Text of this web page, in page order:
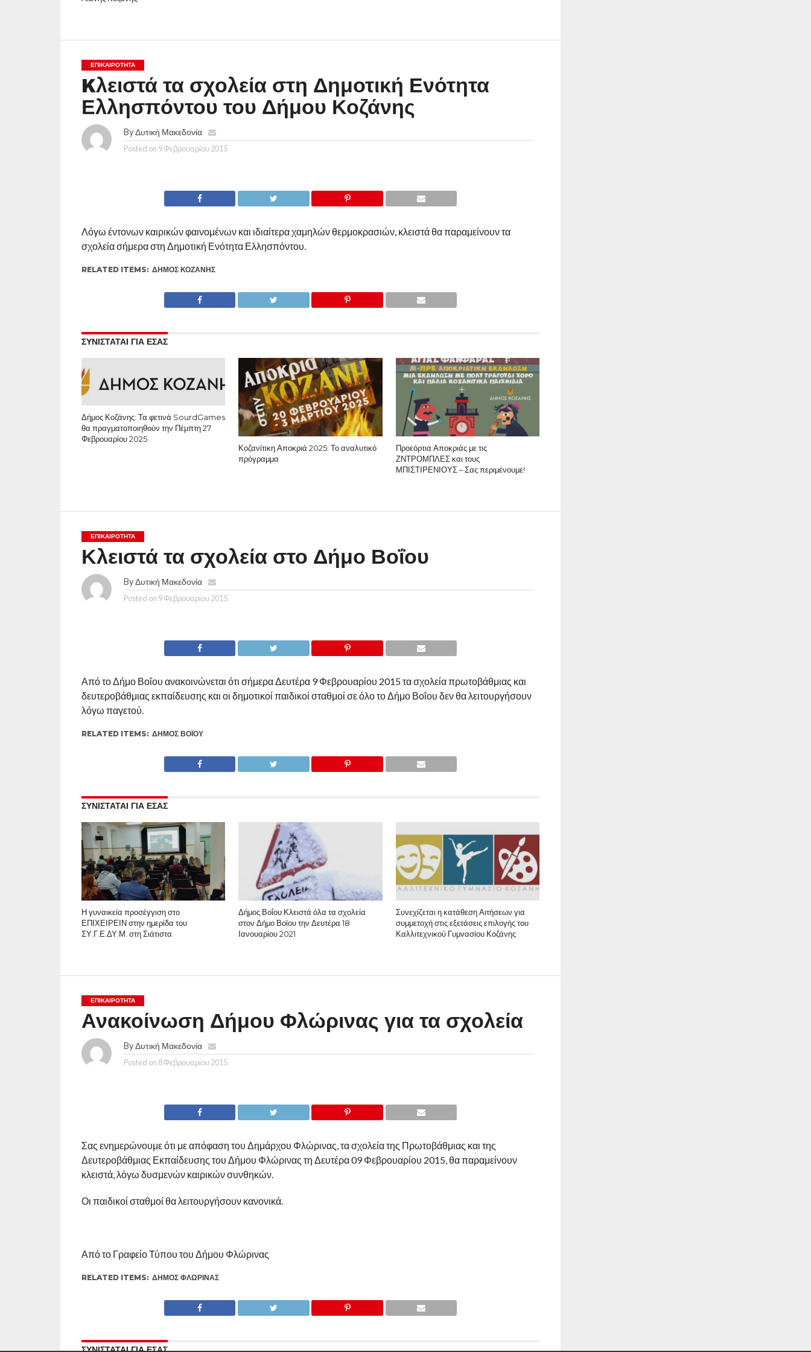
ΕΠΙΚΑΙΡΟΤΗΤΑ
Kλειστά τα σχολεία στη Δημοτική Ενότητα
Ελλησπόντου του Δήμου Κοζάνης
ByΔυτική Μακεδονία
Posted on 9 Φεβρουαρίου 2015
Λόγω έντονων καιρικών φαινομένων και ιδιαίτερα χαμηλών θερμοκρασιών, κλειστά θα παραμείνουν τα
σχολεία σήμερα στη Δημοτική Ενότητα Ελλησπόντου.
RELATED ITEMS: ΔΉΜΟΣ ΚΟΖΆΝΗΣ
ΣΥΝΙΣΤΑΤΑΙ ΓΙΑ ΕΣΑΣ
Δήμος Κοζάνης: Τα φετινά SourdGames
θα πραγματοποιηθούν την Πέμπτη 27
Φεβρουαρίου 2025
Κοζανίτικη Αποκριά 2025: Το αναλυτικό
πρόγραμμα
Προεόρτια Αποκριάς με τις
ΖΝΤΡΟΜΠΛΕΣ και τους
ΜΠΙΣΤΙΡΕΝΙΟΥΣ – Σας περιμένουμε!
ΕΠΙΚΑΙΡΟΤΗΤΑ
Κλειστά τα σχολεία στο Δήμο Βοΐου
ByΔυτική Μακεδονία
Posted on 9 Φεβρουαρίου 2015
Από το Δήμο Βοΐου ανακοινώνεται ότι σήμερα Δευτέρα 9 Φεβρουαρίου 2015 τα σχολεία πρωτοβάθμιας και
δευτεροβάθμιας εκπαίδευσης και οι δημοτικοί παιδικοί σταθμοί σε όλο το Δήμο Βοΐου δεν θα λειτουργήσουν
λόγω παγετού.
RELATED ITEMS: ΔΉΜΟΣ ΒΟΪ́ΟΥ
ΣΥΝΙΣΤΑΤΑΙ ΓΙΑ ΕΣΑΣ
Η γυναικεία προσέγγιση στο
ΕΠΙΧΕΙΡΕΙΝ στην ημερίδα του
ΣΥ.Γ.Ε.ΔΥ.Μ. στη Σιάτιστα
Δήμος Βοΐου:Κλειστά όλα τα σχολεία
στον Δήμο Βοϊου την Δευτέρα 18
Ιανουαρίου 2021
Συνεχίζεται η κατάθεση Αιτήσεων για
συμμετοχή στις εξετάσεις επιλογής του
Καλλιτεχνικού Γυμνασίου Κοζάνης
ΕΠΙΚΑΙΡΟΤΗΤΑ
Ανακοίνωση Δήμου Φλώρινας για τα σχολεία
ByΔυτική Μακεδονία
Posted on 8 Φεβρουαρίου 2015
Σας ενημερώνουμε ότι με απόφαση του Δημάρχου Φλώρινας, τα σχολεία της Πρωτοβάθμιας και της
Δευτεροβάθμιας Εκπαίδευσης του Δήμου Φλώρινας τη Δευτέρα 09 Φεβρουαρίου 2015, θα παραμείνουν
κλειστά, λόγω δυσμενών καιρικών συνθηκών.
Οι παιδικοί σταθμοί θα λειτουργήσουν κανονικά.
Από το Γραφείο Τύπου του Δήμου Φλώρινας
RELATED ITEMS: ΔΉΜΟΣ ΦΛΏΡΙΝΑΣ
ΣΥΝΙΣΤΑΤΑΙ ΓΙΑ ΕΣΑΣ